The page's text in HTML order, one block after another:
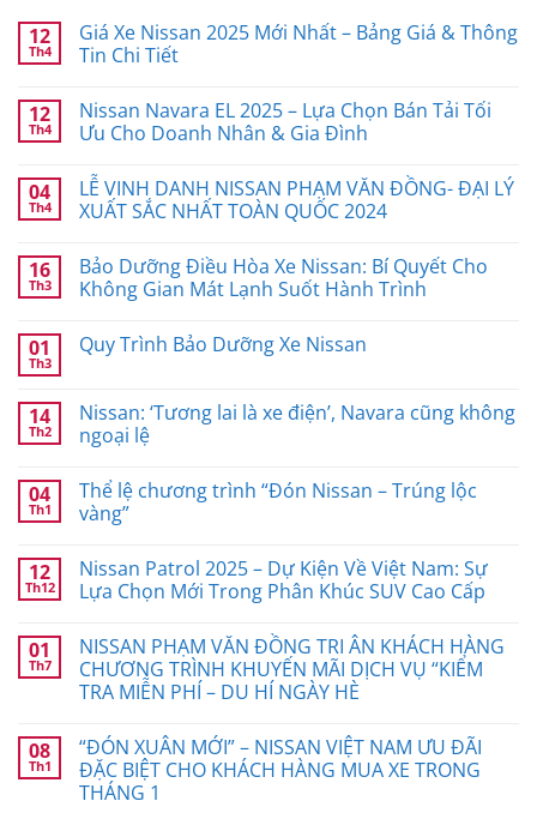
12
Th4
Giá Xe Nissan 2025 Mới Nhất – Bảng Giá & Thông
Tin Chi Tiết
12
Th4
Nissan Navara EL 2025 – Lựa Chọn Bán Tải Tối
Ưu Cho Doanh Nhân & Gia Đình
04
Th4
LỄ VINH DANH NISSAN PHẠM VĂN ĐỒNG- ĐẠI LÝ
XUẤT SẮC NHẤT TOÀN QUỐC 2024
16
Th3
Bảo Dưỡng Điều Hòa Xe Nissan: Bí Quyết Cho
Không Gian Mát Lạnh Suốt Hành Trình
01
Th3
Quy Trình Bảo Dưỡng Xe Nissan
14
Th2
Nissan: ‘Tương lai là xe điện’, Navara cũng không
ngoại lệ
04
Th1
Thể lệ chương trình “Đón Nissan – Trúng lộc
vàng”
12
Th12
Nissan Patrol 2025 – Dự Kiện Về Việt Nam: Sự
Lựa Chọn Mới Trong Phân Khúc SUV Cao Cấp
01
Th7
NISSAN PHẠM VĂN ĐỒNG TRI ÂN KHÁCH HÀNG
CHƯƠNG TRÌNH KHUYẾN MÃI DỊCH VỤ “KIỂM
TRA MIỄN PHÍ – DU HÍ NGÀY HÈ
08
Th1
“ĐÓN XUÂN MỚI” – NISSAN VIỆT NAM ƯU ĐÃI
ĐẶC BIỆT CHO KHÁCH HÀNG MUA XE TRONG
THÁNG 1